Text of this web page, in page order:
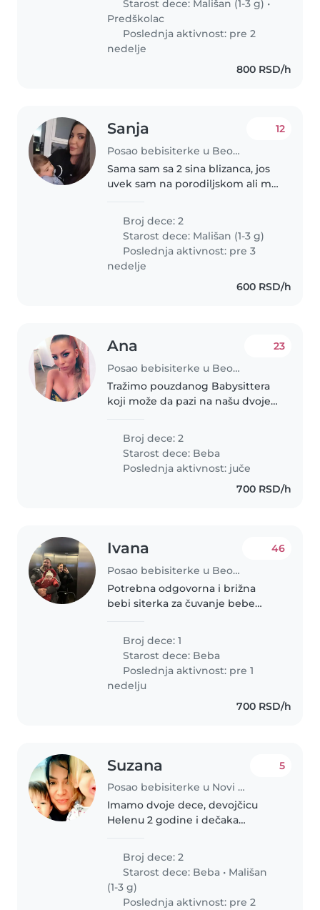
Starost dece: Mališan (1-3 g) •
Predškolac
Poslednja aktivnost: pre 2
nedelje
800 RSD/h
Sanja
Posao bebisiterke u Beograd
12
Sama sam sa 2 sina blizanca, jos
uvek sam na porodiljskom ali mi
od obaveza. To bi nekada bilo 2,3
sata nekada i vise.. Zavisi. Laki
smo za saradnju...
Broj dece: 2
Starost dece: Mališan (1-3 g)
Poslednja aktivnost: pre 3
nedelje
600 RSD/h
Ana
Posao bebisiterke u Beograd
23
Tražimo pouzdanog Babysittera
koji može da pazi na našu dvoje
spreman da pomogne deci sa
zadacima, zbog njihove
radoznalosti i prijateljskog
karaktera...
Broj dece: 2
Starost dece: Beba
Poslednja aktivnost: juče
700 RSD/h
Ivana
Posao bebisiterke u Beograd
46
Potrebna odgovorna i brižna
bebi siterka za čuvanje bebe
Stepanović. Radno vreme nije
fiksno, po dogovoru. Potrebna..
Broj dece: 1
Starost dece: Beba
Poslednja aktivnost: pre 1
nedelju
700 RSD/h
Suzana
Posao bebisiterke u Novi Sad
5
Imamo dvoje dece, devojčicu
Helenu 2 godine i dečaka
nam je nova drugarica da nas
pričuva dok su mama i tata na
poslu, seka ide u vrtić a bata još
uvek ne..
Broj dece: 2
Starost dece: Beba • Mališan
(1-3 g)
Poslednja aktivnost: pre 2